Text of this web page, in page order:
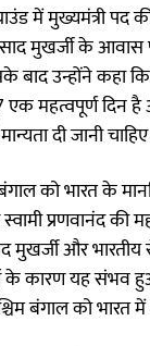
में मुख्यमंत्री
मुखर्जी के
बाद उन्होंने कहा
महत्वपूर्ण दिन
दी जानी
को भारत के
प्रणवानंद की
मुखर्जी और
के कारण यह संभव
बंगाल को भारत में